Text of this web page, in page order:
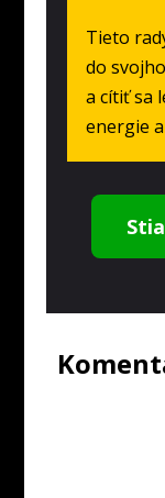
Tieto
do
a cítiť sa
energie